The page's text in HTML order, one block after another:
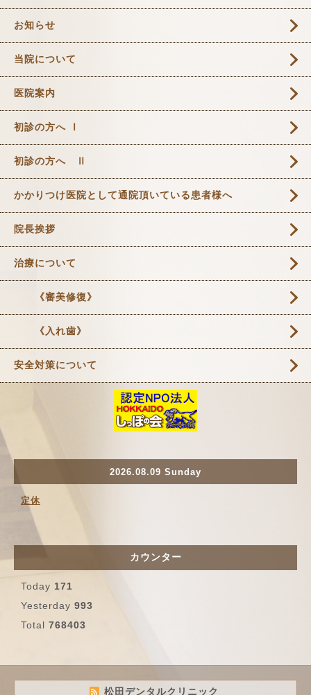
お知らせ
当院について
医院案内
初診の方へ Ⅰ
初診の方へ Ⅱ
かかりつけ医院として通院頂いている患者様へ
院長挨拶
治療について
《審美修復》
《入れ歯》
安全対策について
2026.08.09 Sunday
定休
カウンター
Today 171
Yesterday 993
Total 768403
松田デンタルクリニック